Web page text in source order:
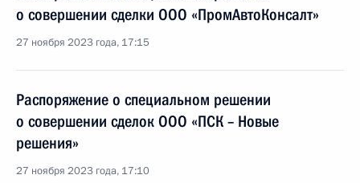
о совершении сделки ООО «ПромАвтоКонсалт»
27 ноября 2023 года, 17:15
Распоряжение о специальном решении
о совершении сделок ООО «ПСК – Новые
решения»
27 ноября 2023 года, 17:10